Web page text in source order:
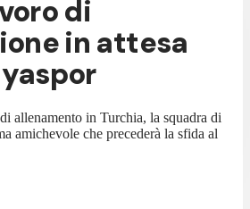
di
in attesa
allenamento in Turchia, la squadra di
amichevole che precederà la sfida al